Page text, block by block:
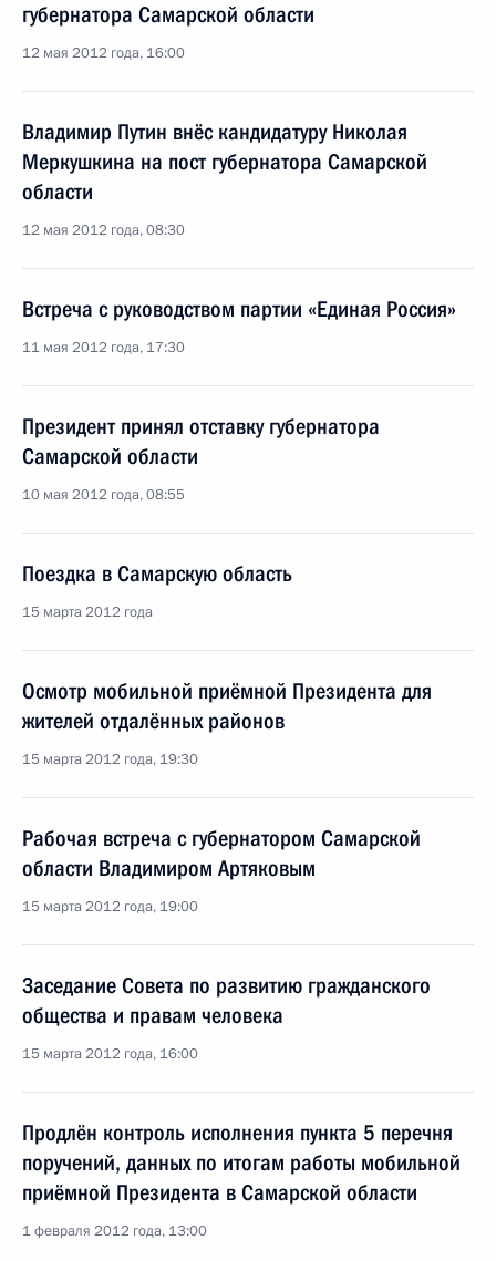
губернатора Самарской области
12 мая 2012 года, 16:00
Владимир Путин внёс кандидатуру Николая
Меркушкина на пост губернатора Самарской
области
12 мая 2012 года, 08:30
Встреча с руководством партии «Единая Россия»
11 мая 2012 года, 17:30
Президент принял отставку губернатора
Самарской области
10 мая 2012 года, 08:55
Поездка в Самарскую область
15 марта 2012 года
Осмотр мобильной приёмной Президента для
жителей отдалённых районов
15 марта 2012 года, 19:30
Рабочая встреча с губернатором Самарской
области Владимиром Артяковым
15 марта 2012 года, 19:00
Заседание Совета по развитию гражданского
общества и правам человека
15 марта 2012 года, 16:00
Продлён контроль исполнения пункта 5 перечня
поручений, данных по итогам работы мобильной
приёмной Президента в Самарской области
1 февраля 2012 года, 13:00